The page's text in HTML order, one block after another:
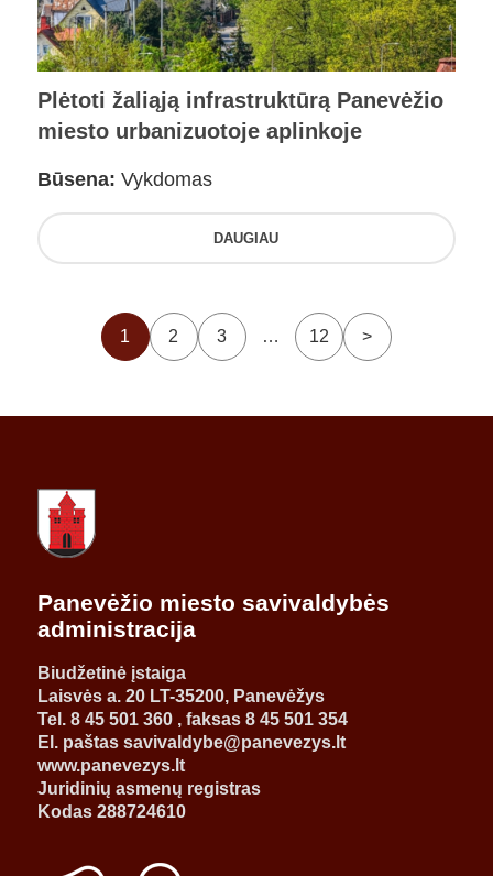
Plėtoti žaliąją infrastruktūrą Panevėžio
miesto urbanizuotoje aplinkoje
Būsena: Vykdomas
DAUGIAU
1 2 3 … 12 >
Panevėžio miesto savivaldybės
administracija
Biudžetinė įstaiga
Laisvės a. 20 LT-35200, Panevėžys
Tel. 8 45 501 360 , faksas 8 45 501 354
El. paštas savivaldybe@panevezys.lt
www.panevezys.lt
Juridinių asmenų registras
Kodas 288724610